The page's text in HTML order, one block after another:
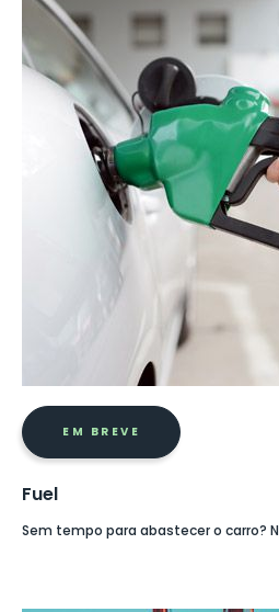
EM BREVE
Fuel
Sem tempo para abastecer o carro?